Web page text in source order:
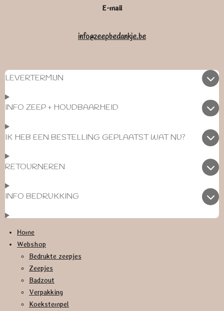
E-mail
info@zeepbedankje.be
LEVERTERMIJN
INFO ZEEP + HOUDBAARHEID
IK HEB EEN BESTELLING GEPLAATST WAT NU?
RETOURNEREN
INFO BEDRUKKING
Home
Webshop
Bedrukte zeepjes
Zeepjes
Badzout
Verpakking
Koekstempel